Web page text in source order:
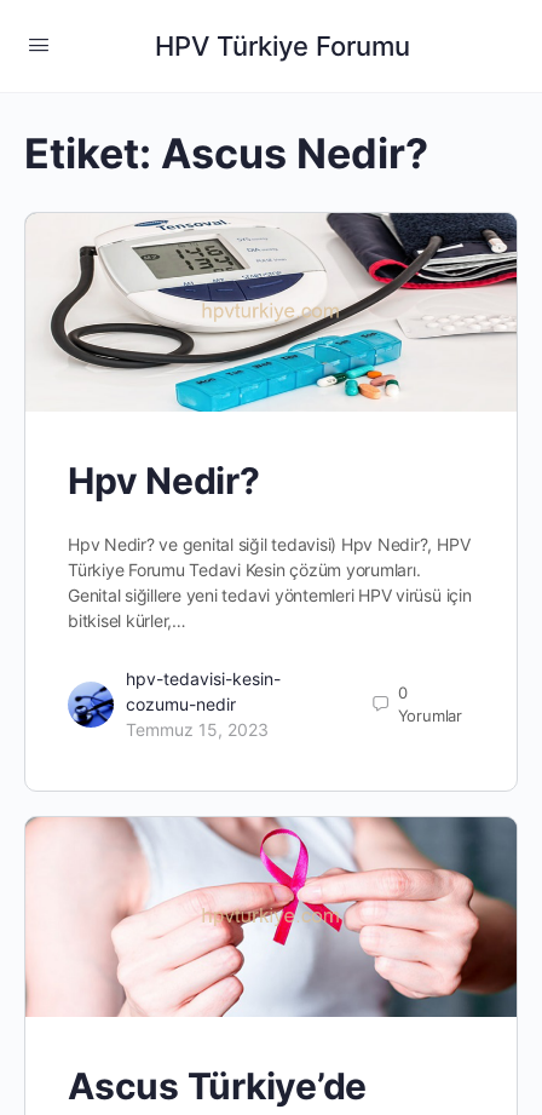
HPV Türkiye Forumu
Etiket: Ascus Nedir?
Hpv Nedir?
Hpv Nedir? ve genital siğil tedavisi) Hpv Nedir?, HPV
Türkiye Forumu Tedavi Kesin çözüm yorumları.
Genital siğillere yeni tedavi yöntemleri HPV virüsü için
bitkisel kürler,…
hpv-tedavisi-kesin-
cozumu-nedir
Temmuz 15, 2023
0
Yorumlar
Ascus Türkiye’de